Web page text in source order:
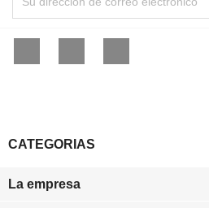
CATEGORIAS
La empresa